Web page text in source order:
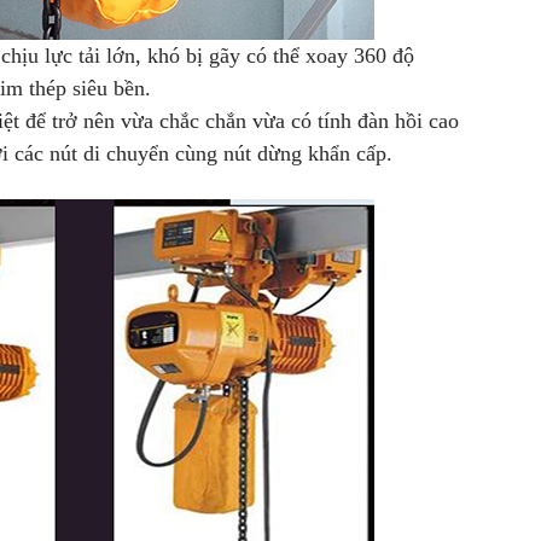
lực tải lớn, khó bị gãy có thể xoay 360 độ
thép siêu bền.
để trở nên vừa chắc chắn vừa có tính đàn hồi cao
nút di chuyển cùng nút dừng khẩn cấp.